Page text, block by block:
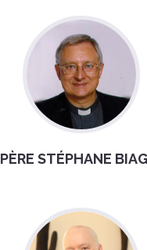
PÈRE STÉPHANE